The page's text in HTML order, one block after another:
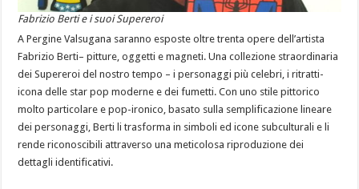
Fabrizio Berti e i suoi Supereroi
A Pergine Valsugana saranno esposte oltre trenta opere dell’artista
Fabrizio Berti– pitture, oggetti e magneti. Una collezione straordinaria
dei Supereroi del nostro tempo – i personaggi più celebri, i ritratti-
icona delle star pop moderne e dei fumetti. Con uno stile pittorico
molto particolare e pop-ironico, basato sulla semplificazione lineare
dei personaggi, Berti li trasforma in simboli ed icone subculturali e li
rende riconoscibili attraverso una meticolosa riproduzione dei
dettagli identificativi.